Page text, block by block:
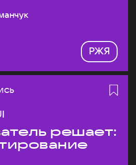
РЖЯ
решает: